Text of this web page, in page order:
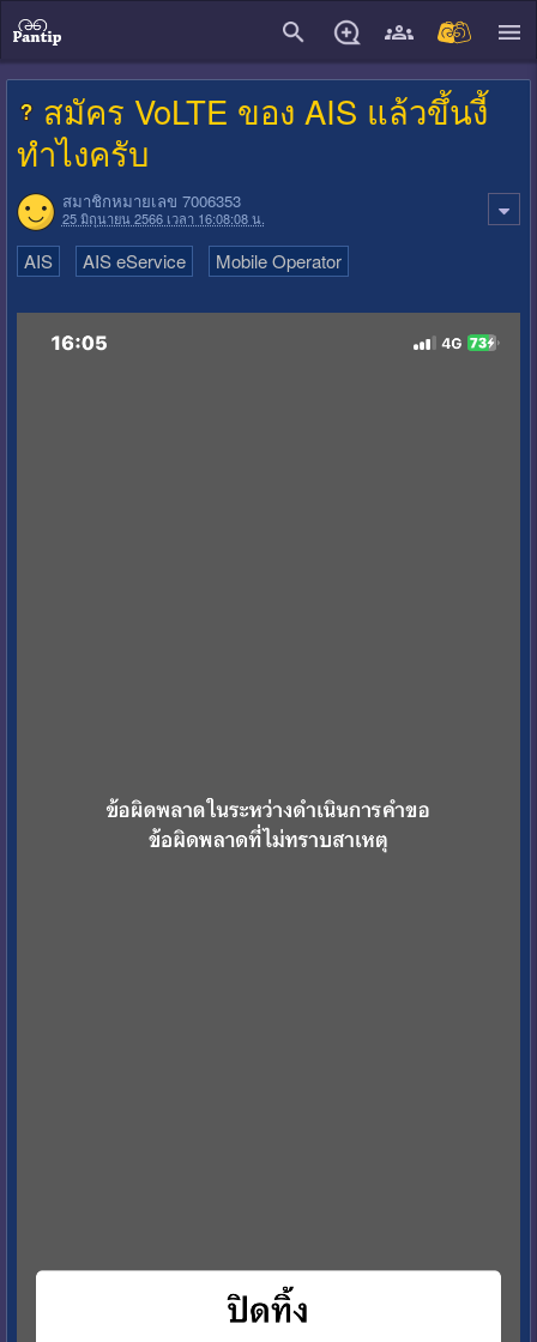
สมัคร VoLTE ของ AIS แล้วขึ้นงี้
ทำไงครับ
สมาชิกหมายเลข 7006353
25 มิถุนายน 2566 เวลา 16:08:08 น.
AIS AIS eService Mobile Operator
close